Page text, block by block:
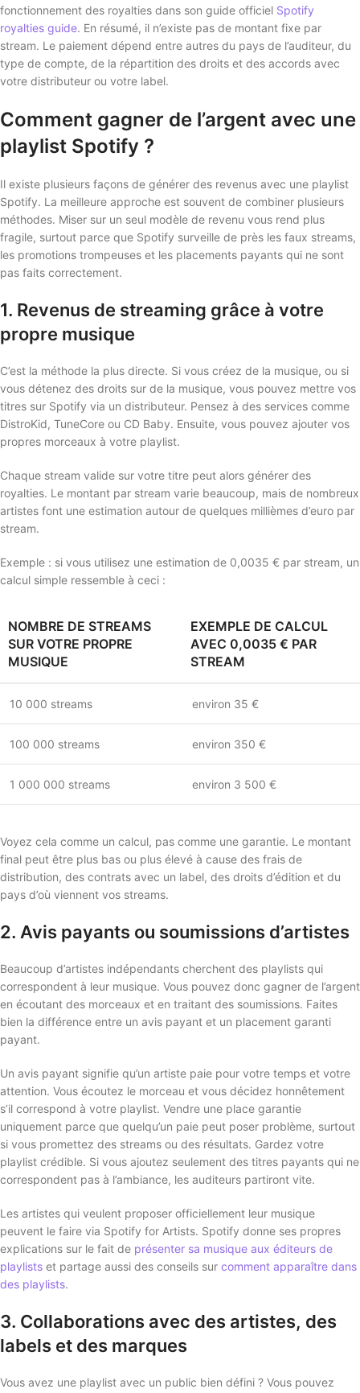
fonctionnement des royalties dans son guide officiel Spotify
royalties guide. En résumé, il n’existe pas de montant fixe par
stream. Le paiement dépend entre autres du pays de l’auditeur, du
type de compte, de la répartition des droits et des accords avec
votre distributeur ou votre label.
Comment gagner de l’argent avec une
playlist Spotify ?
Il existe plusieurs façons de générer des revenus avec une playlist
Spotify. La meilleure approche est souvent de combiner plusieurs
méthodes. Miser sur un seul modèle de revenu vous rend plus
fragile, surtout parce que Spotify surveille de près les faux streams,
les promotions trompeuses et les placements payants qui ne sont
pas faits correctement.
1. Revenus de streaming grâce à votre
propre musique
C’est la méthode la plus directe. Si vous créez de la musique, ou si
vous détenez des droits sur de la musique, vous pouvez mettre vos
titres sur Spotify via un distributeur. Pensez à des services comme
DistroKid, TuneCore ou CD Baby. Ensuite, vous pouvez ajouter vos
propres morceaux à votre playlist.
Chaque stream valide sur votre titre peut alors générer des
royalties. Le montant par stream varie beaucoup, mais de nombreux
artistes font une estimation autour de quelques millièmes d’euro par
stream.
Exemple : si vous utilisez une estimation de 0,0035 € par stream, un
calcul simple ressemble à ceci :
NOMBRE DE STREAMS
SUR VOTRE PROPRE
MUSIQUE
EXEMPLE DE CALCUL
AVEC 0,0035 € PAR
STREAM
10 000 streams environ 35 €
100 000 streams environ 350 €
1 000 000 streams environ 3 500 €
Voyez cela comme un calcul, pas comme une garantie. Le montant
final peut être plus bas ou plus élevé à cause des frais de
distribution, des contrats avec un label, des droits d’édition et du
pays d’où viennent vos streams.
2. Avis payants ou soumissions d’artistes
Beaucoup d’artistes indépendants cherchent des playlists qui
correspondent à leur musique. Vous pouvez donc gagner de l’argent
en écoutant des morceaux et en traitant des soumissions. Faites
bien la différence entre un avis payant et un placement garanti
payant.
Un avis payant signifie qu’un artiste paie pour votre temps et votre
attention. Vous écoutez le morceau et vous décidez honnêtement
s’il correspond à votre playlist. Vendre une place garantie
uniquement parce que quelqu’un paie peut poser problème, surtout
si vous promettez des streams ou des résultats. Gardez votre
playlist crédible. Si vous ajoutez seulement des titres payants qui ne
correspondent pas à l’ambiance, les auditeurs partiront vite.
Les artistes qui veulent proposer officiellement leur musique
peuvent le faire via Spotify for Artists. Spotify donne ses propres
explications sur le fait de présenter sa musique aux éditeurs de
playlists et partage aussi des conseils sur comment apparaître dans
des playlists.
3. Collaborations avec des artistes, des
labels et des marques
Vous avez une playlist avec un public bien défini ? Vous pouvez